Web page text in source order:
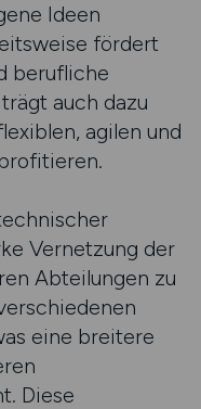
Ideen
fördert
berufliche
auch dazu
agilen und
Vernetzung der
Abteilungen zu
eine breitere
Diese